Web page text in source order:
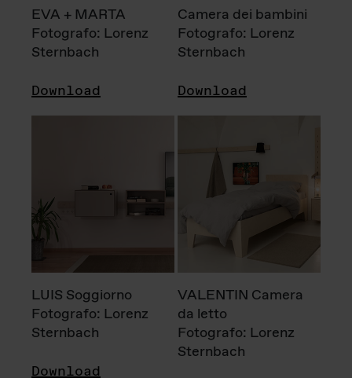
EVA + MARTA
Fotografo: Lorenz
Sternbach
Download
Camera dei bambini
Fotografo: Lorenz
Sternbach
Download
LUIS Soggiorno
Fotografo: Lorenz
Sternbach
Download
VALENTIN Camera
da letto
Fotografo: Lorenz
Sternbach